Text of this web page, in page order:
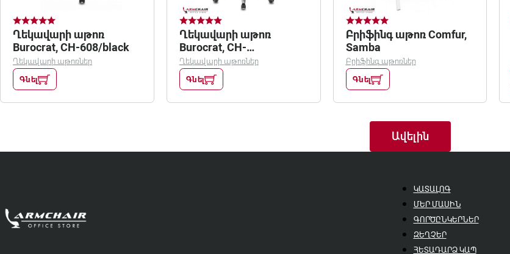
Ղեկավարի աթոռ
Burocrat, CH-608/black
Ղեկավարի աթոռներ
Գնել
Ղեկավարի աթոռ
Burocrat, CH-
608SL/black
Ղեկավարի աթոռներ
Գնել
Բրիֆինգ աթոռ Comfur,
Samba
Բրիֆինգ աթոռներ
Գնել
Ավելին
ԿԱՏԱԼՈԳ
ՄԵՐ ՄԱՍԻՆ
ԳՈՐԾԸՆԿԵՐՆԵՐ
ԶԵՂՉԵՐ
ՀԵՏԱԴԱՐՁ ԿԱՊ